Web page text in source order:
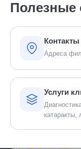
Полезные
Адреса
Услуги
катаракты,